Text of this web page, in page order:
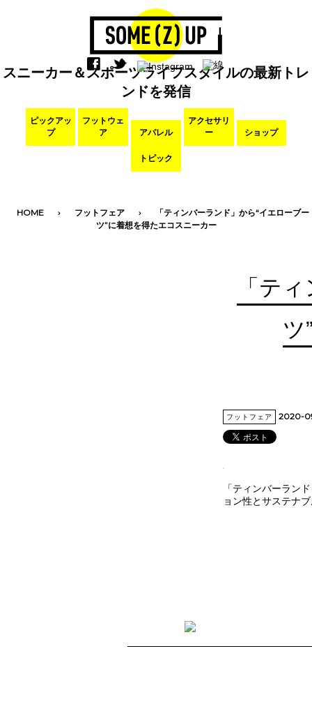
スニーカー＆スポーツライフスタイルの最新トレ
ンドを発信
ピックアッ
プ
フットウェ
ア
アパレル
アクセサリ
ー
ショップ
トピック
HOME フットフェア
「ティンバーランド」から“イエローブー
ツ”に着想を得たエコスニーカー
「テ
ツ
フットフェア 2020-
「ティンバーラン
ョン性とサステナ